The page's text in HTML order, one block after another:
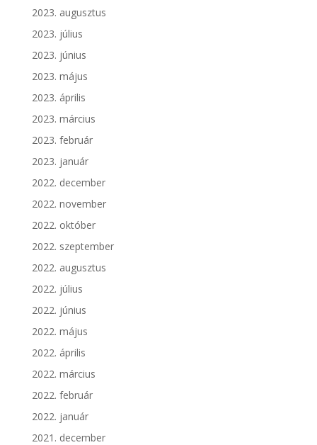
2023. augusztus
2023. július
2023. június
2023. május
2023. április
2023. március
2023. február
2023. január
2022. december
2022. november
2022. október
2022. szeptember
2022. augusztus
2022. július
2022. június
2022. május
2022. április
2022. március
2022. február
2022. január
2021. december